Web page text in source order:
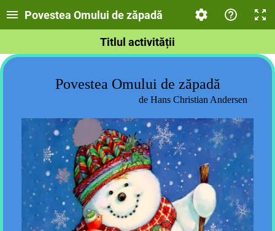
Povestea Omului de zăpadă
Titlul activității
Povestea Omului de zăpadă
de Hans Christian Andersen